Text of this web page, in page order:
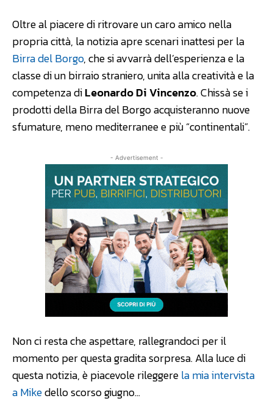
Oltre al piacere di ritrovare un caro amico nella
propria città, la notizia apre scenari inattesi per la
Birra del Borgo, che si avvarrà dell’esperienza e la
classe di un birraio straniero, unita alla creatività e la
competenza diLeonardo Di Vincenzo. Chissà se i
prodotti della Birra del Borgo acquisteranno nuove
sfumature, meno mediterranee e più “continentali”.
- Advertisement -
Non ci resta che aspettare, rallegrandoci per il
momento per questa gradita sorpresa. Alla luce di
questa notizia, è piacevole rileggerela mia intervista
a Mikedello scorso giugno…